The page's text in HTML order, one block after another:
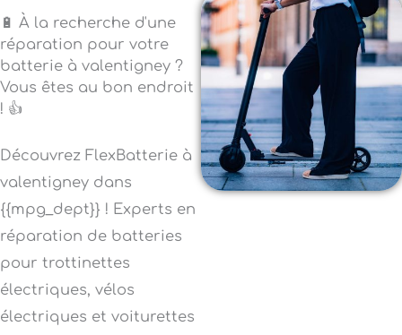
🔋 À la recherche d'une
réparation pour votre
batterie à valentigney ?
Vous êtes au bon endroit
! 👍
Découvrez FlexBatterie à
valentigney dans
{{mpg_dept}} ! Experts en
réparation de batteries
pour trottinettes
électriques, vélos
électriques et voiturettes